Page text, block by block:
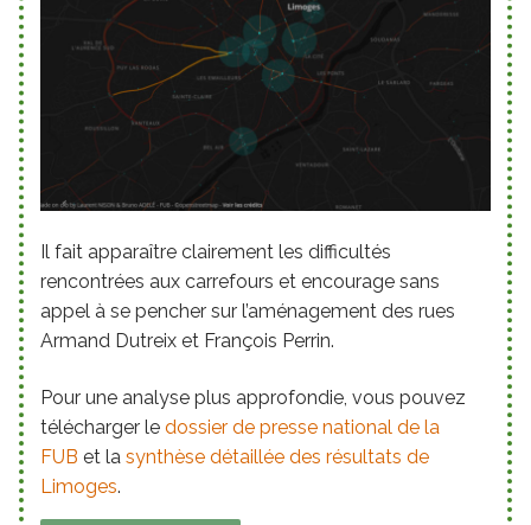
Il fait apparaître clairement les difficultés
rencontrées aux carrefours et encourage sans
appel à se pencher sur l’aménagement des rues
Armand Dutreix et François Perrin.
Pour une analyse plus approfondie, vous pouvez
télécharger le dossier de presse national de la
FUB et la synthèse détaillée des résultats de
Limoges.